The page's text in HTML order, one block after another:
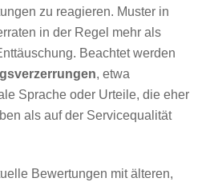
zu reagieren. Muster in
in der Regel mehr als
Beachtet werden
, etwa
Sprache oder Urteile, die eher
als auf der Servicequalität
Bewertungen mit älteren,